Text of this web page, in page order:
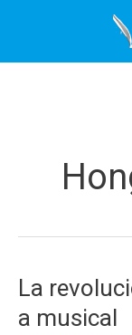
contenido
La
a musical